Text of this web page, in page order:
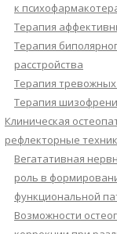
к
Терапия
Терапия
расстройства
Терапия тревожных
Терапия
Клиническая
рефлекторные
Вегатативная
роль в
функциональной
Возможности